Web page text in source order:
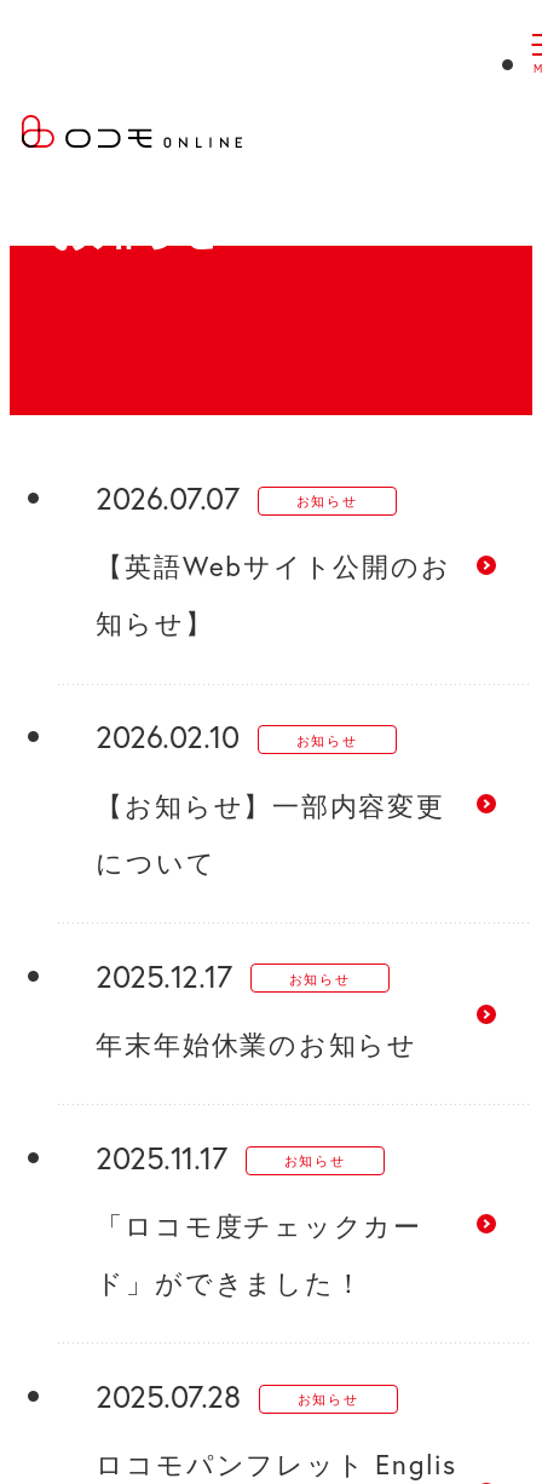
現
位
2026.07.07 お知らせ
【英語Webサイト公開のお
知らせ】
2026.02.10 お知らせ
【お知らせ】一部内容変更
について
2025.12.17 お知らせ
年末年始休業のお知らせ
2025.11.17 お知らせ
「ロコモ度チェックカー
ド」ができました！
2025.07.28 お知らせ
ロコモパンフレット Englis